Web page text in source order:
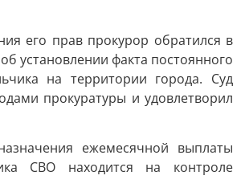
его прав прокурор обратился в
установлении факта постоянного
на территории города. Суд
прокуратуры и удовлетворил
ежемесячной выплаты
СВО находится на контроле